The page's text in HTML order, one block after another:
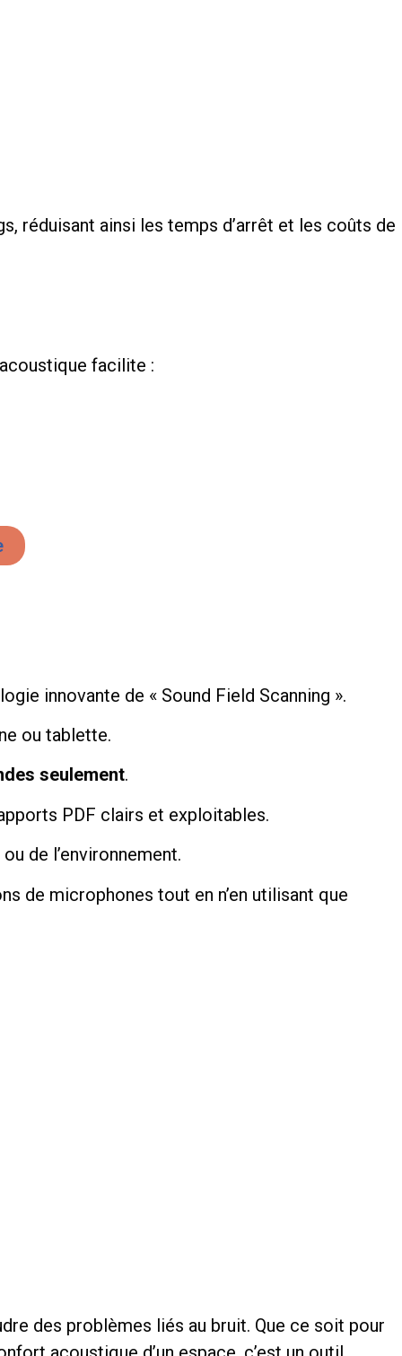
réduisant ainsi les temps d’arrêt et les coûts de
facilite :
innovante de « Sound Field Scanning ».
ou tablette.
seulement
PDF clairs et exploitables.
de l’environnement.
de microphones tout en n’en utilisant que
des problèmes liés au bruit. Que ce soit pour
acoustique d’un espace, c’est un outil